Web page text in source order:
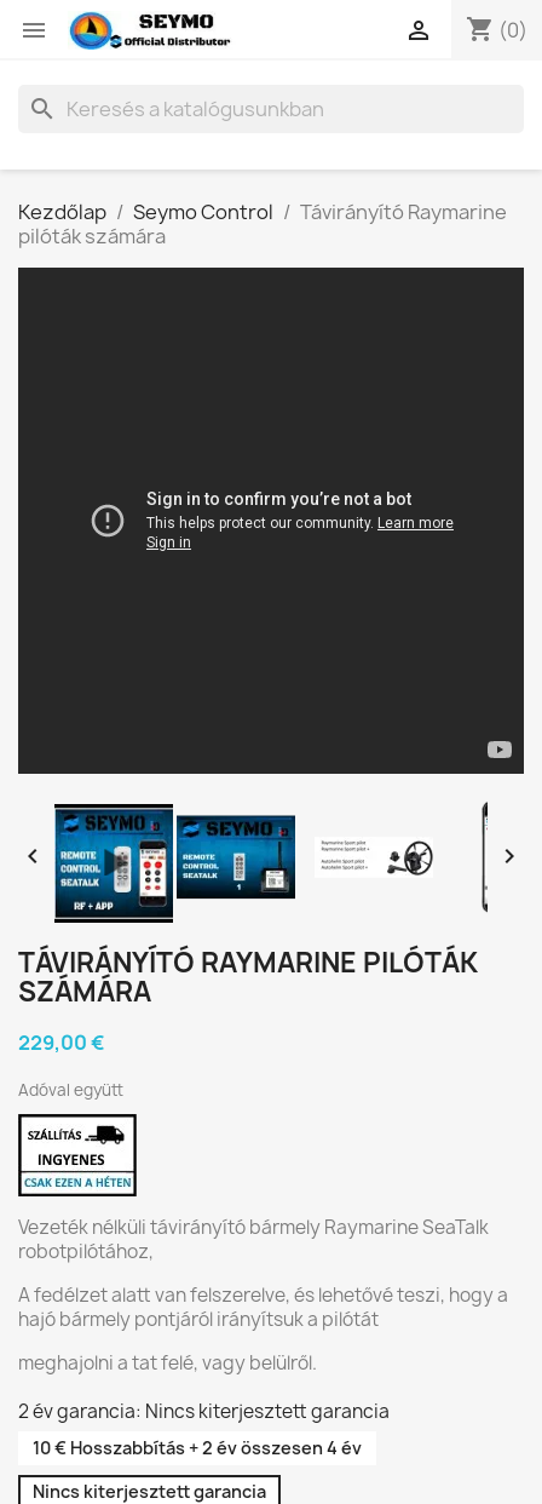
 shopping_cart (0)

search
Kezdőlap Seymo Control
Távirányító Raymarine
pilóták számára
 
TÁVIRÁNYÍTÓ RAYMARINE PILÓTÁK
SZÁMÁRA
229,00 €
Adóval együtt
Vezeték nélküli távirányító bármely Raymarine SeaTalk
robotpilótához,
A fedélzet alatt van felszerelve, és lehetővé teszi, hogy a
hajó bármely pontjáról irányítsuk a pilótát
meghajolni a tat felé, vagy belülről.
2 év garancia: Nincs kiterjesztett garancia
10 € Hosszabbítás + 2 év összesen 4 év
Nincs kiterjesztett garancia